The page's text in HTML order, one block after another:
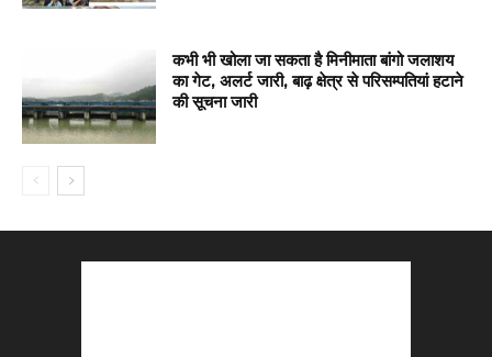
कभी भी खोला जा सकता है मिनीमाता बांगो जलाशय
का गेट, अलर्ट जारी, बाढ़ क्षेत्र से परिसम्पतियां हटाने
की सूचना जारी